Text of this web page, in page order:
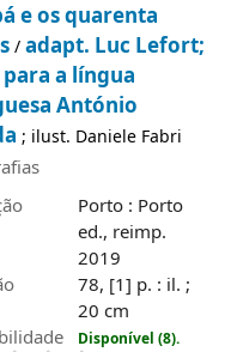
e os quarenta
/adapt. Luc Lefort;
a língua
António
; ilust. Daniele Fabri
Porto : Porto
ed., reimp.
2019
78, [1] p. : il. ;
20 cm
Disponível (8).